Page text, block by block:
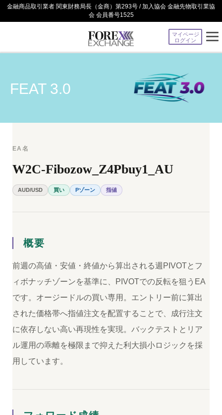
金融商品取引業者 関東財務局長（金商）第293号 / 加入協会 金融先物取引業協
会 会員番号1525
マイページ
ログイン
FEAT 3.0
EA名
W2C-Fibozow_Z4Pbuy1_AU
AUD/USD 買い Pゾーン 指値
概要
前週の高値・安値・終値から算出される週PIVOTとフ
ィボナッチゾーンを基準に、PIVOTでの反転を狙うEA
です。オージードルの買い専用。エントリー前に算出
された価格帯へ指値注文を配置することで、成行注文
に依存しない高い再現性を実現。バックテストとリア
ル運用の乖離を極限まで抑えた利大損小ロジックを採
用しています。